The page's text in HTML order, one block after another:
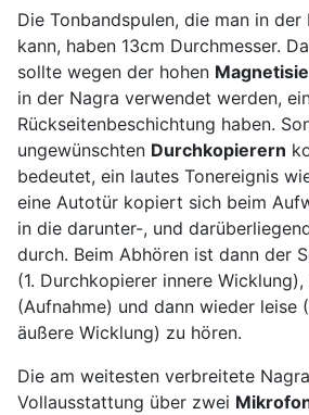
Die Tonbandspulen, die man in
kann, haben 13cm Durchmesser.
sollte wegen der hohen
in der Nagra verwendet werden,
Rückseitenbeschichtung haben.
ungewünschten Durchkopierern
bedeutet, ein lautes Tonereignis
eine Autotür kopiert sich beim
in die darunter-, und
durch. Beim Abhören ist dann der
(1. Durchkopierer innere
(Aufnahme) und dann wieder leise
äußere Wicklung) zu hören.
Die am weitesten verbreitete
Vollausstattung über zwei